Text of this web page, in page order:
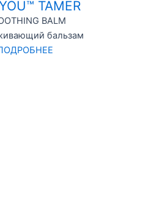
TAMER
BALM
бальзам